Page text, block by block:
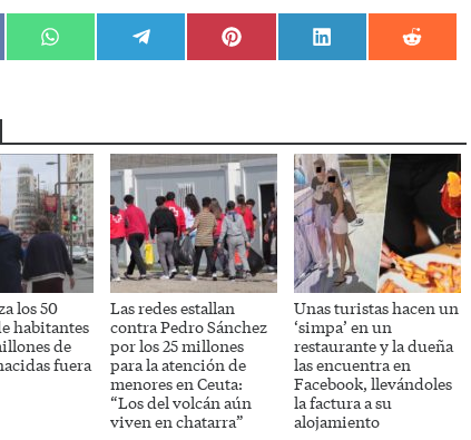
Compartir
en
Compartir
en
Compartir
en
Compartir
en
Compartir
en
los 50
habitantes
de
fuera
Las redes estallan
contra Pedro Sánchez
por los 25 millones
para la atención de
menores en Ceuta:
“Los del volcán aún
viven en chatarra”
Unas turistas hacen un
‘simpa’ en un
restaurante y la dueña
las encuentra en
Facebook, llevándoles
la factura a su
alojamiento